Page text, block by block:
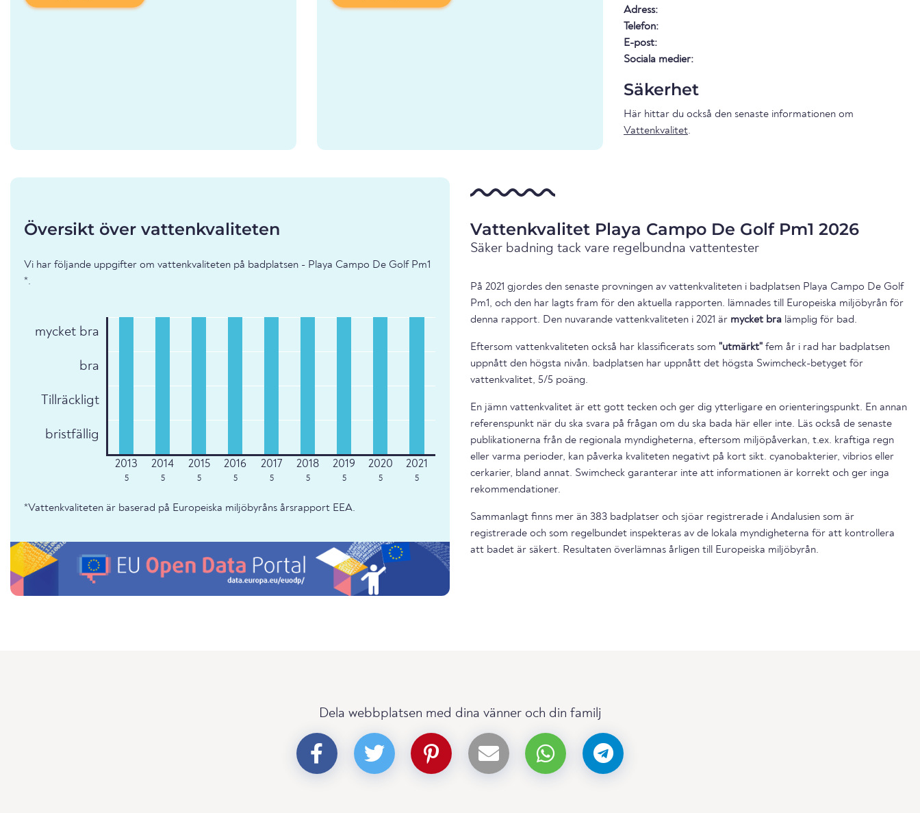
Adress:
Telefon:
E-post:
Sociala medier:
Säkerhet
Här hittar du också den senaste informationen om
Vattenkvalitet.
Översikt över vattenkvaliteten
Vi har följande uppgifter om vattenkvaliteten på badplatsen - Playa Campo De Golf Pm1
*.
mycket bra
bra
Tillräckligt
bristfällig
5 5 5 5 5 5 5 5 5
*Vattenkvaliteten är baserad på Europeiska miljöbyråns årsrapport EEA.
Vattenkvalitet Playa Campo De Golf Pm1 2026
Säker badning tack vare regelbundna vattentester
På 2021 gjordes den senaste provningen av vattenkvaliteten i badplatsen Playa Campo De Golf
Pm1, och den har lagts fram för den aktuella rapporten. lämnades till Europeiska miljöbyrån för
denna rapport. Den nuvarande vattenkvaliteten i 2021 är mycket bra lämplig för bad.
Eftersom vattenkvaliteten också har klassificerats som "utmärkt" fem år i rad har badplatsen
uppnått den högsta nivån. badplatsen har uppnått det högsta Swimcheck-betyget för
vattenkvalitet, 5/5 poäng.
En jämn vattenkvalitet är ett gott tecken och ger dig ytterligare en orienteringspunkt. En annan
referenspunkt när du ska svara på frågan om du ska bada här eller inte. Läs också de senaste
publikationerna från de regionala myndigheterna, eftersom miljöpåverkan, t.ex. kraftiga regn
eller varma perioder, kan påverka kvaliteten negativt på kort sikt. cyanobakterier, vibrios eller
cerkarier, bland annat. Swimcheck garanterar inte att informationen är korrekt och ger inga
rekommendationer.
Sammanlagt finns mer än 383 badplatser och sjöar registrerade i Andalusien som är
registrerade och som regelbundet inspekteras av de lokala myndigheterna för att kontrollera
att badet är säkert. Resultaten överlämnas årligen till Europeiska miljöbyrån.
Dela webbplatsen med dina vänner och din familj